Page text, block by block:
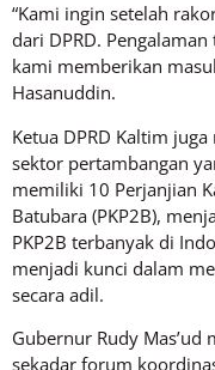
“Kami ingin setelah
dari DPRD.
kami memberikan
Hasanuddin.
Ketua DPRD Kaltim
sektor pertambangan
memiliki 10 Perjanjian
Batubara (PKP2B),
PKP2B terbanyak di
menjadi kunci dalam
secara adil.
Gubernur Rudy
sekadar forum